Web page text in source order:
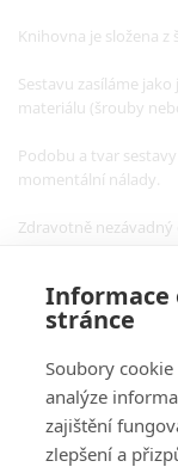
Informace
stránce
Soubory
analýze
zajištění
zlepšení a
Knihovna je složena
Sestavu zasíláme
materiálu (šrouby
Podobu a tvar
momentální nálady.
Zdravotně
O Nás